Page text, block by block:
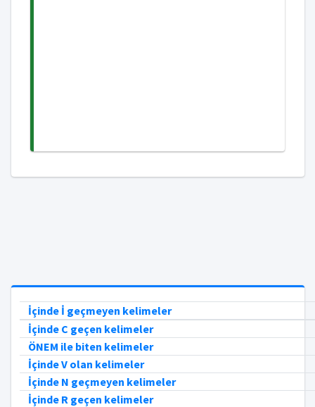
İçinde İ geçmeyen kelimeler
İçinde C geçen kelimeler
ÖNEM ile biten kelimeler
İçinde V olan kelimeler
İçinde N geçmeyen kelimeler
İçinde R geçen kelimeler